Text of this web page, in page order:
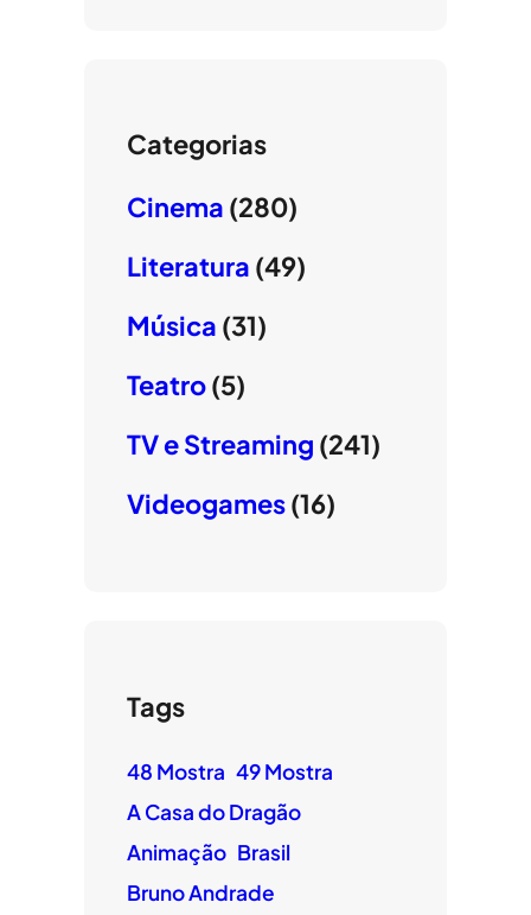
Categorias
Cinema (280)
Literatura (49)
Música (31)
Teatro(5)
TV e Streaming (241)
Videogames(16)
Tags
48 Mostra 49 Mostra
A Casa do Dragão
Animação Brasil
Bruno Andrade